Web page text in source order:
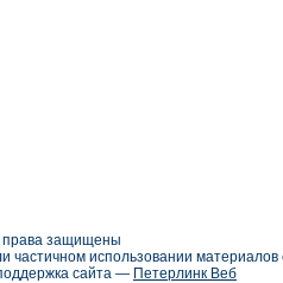
права защищены
частичном использовании
сайта — Петерлинк Веб